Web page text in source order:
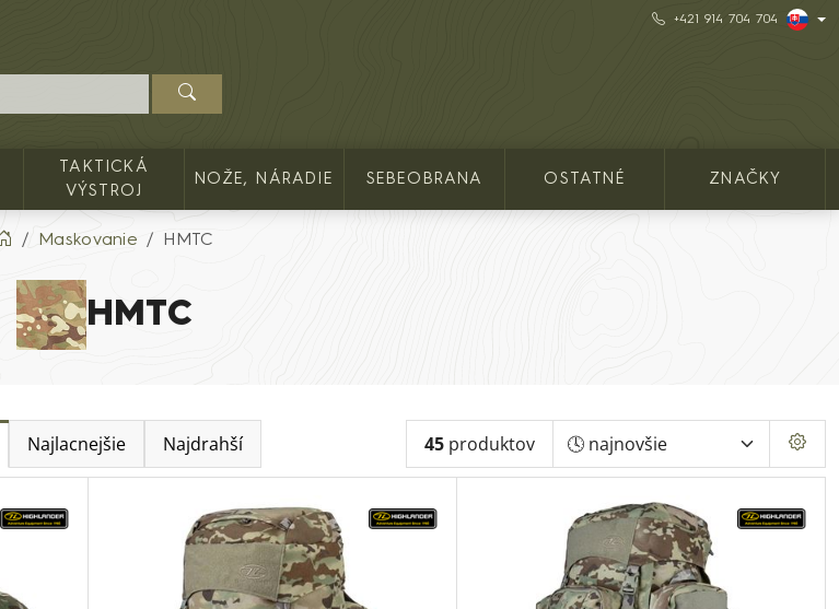
+421 914 704 704
TAKTICKÁ
VÝSTROJ
NOŽE, NÁRADIE SEBEOBRANA OSTATNÉ ZNAČKY
Maskovanie HMTC
HMTC
Najlacnejšie Najdrahší 45 produktov